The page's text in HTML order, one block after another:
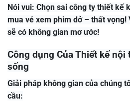
Nói vui: Chọn sai công ty thiết kế
mua vé xem phim dở – thất vọng!
sẽ có không gian mơ ước!
Công dụng Của Thiết kế nội
sống
Giải pháp không gian của chúng
cầu: